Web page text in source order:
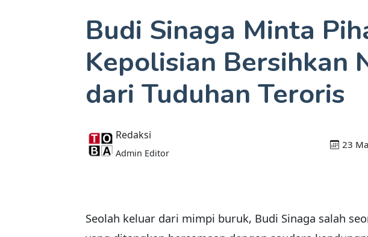
Budi Sinaga Minta
Kepolisian Bersihkan
dari Tuduhan Teroris
Redaksi
Admin Editor
23
Seolah keluar dari mimpi buruk, Budi Sinaga salah